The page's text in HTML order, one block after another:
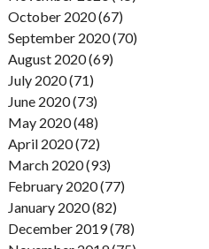
October 2020 (67)
September 2020 (70)
August 2020 (69)
July 2020 (71)
June 2020 (73)
May 2020 (48)
April 2020 (72)
March 2020 (93)
February 2020 (77)
January 2020 (82)
December 2019 (78)